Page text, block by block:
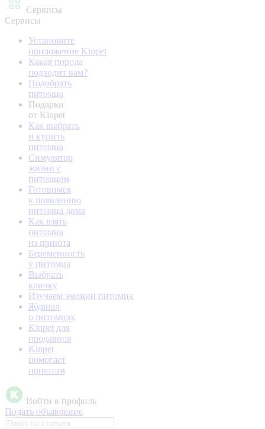
Сервисы
Сервисы
Установите
приложение Kinpet
Какая порода
подходит вам?
Подобрать
питомца
Подарки
от Kinpet
Как выбрать
и купить
питомца
Симулятор
жизни с
питомцем
Готовимся
к появлению
питомца дома
Как взять
питомца
из приюта
Беременность
у питомца
Выбрать
кличку
Изучаем эмоции питомца
Журнал
о питомцах
Kinpet для
продавцов
Kinpet
помогает
приютам
Войти в профиль
Подать объявление